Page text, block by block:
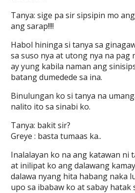
Tanya: sige pa sir sipsipin mo
ang sarap!!!!
Habol hininga si tanya sa
sa suso nya at utong nya na pag
ay yung kabila naman ang
batang dumedede sa ina.
Binulungan ko si tanya na
nalito ito sa sinabi ko.
Tanya: bakit sir?
Greye : basta tumaas ka..
Inalalayan ko na ang katawan ni
at inilipat ko ang dalawang
dalawa nyang hita habang naka
upo sa ibabaw ko at sabay hatak